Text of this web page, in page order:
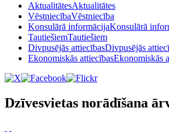
AktualitātesAktualitātes
VēstniecībaVēstniecība
Konsulārā informācijaKonsulārā
TautiešiemTautiešiem
Divpusējās attiecībasDivpusējās
Ekonomiskās attiecībasEkonomiskās
Dzīvesvietas norādīšana